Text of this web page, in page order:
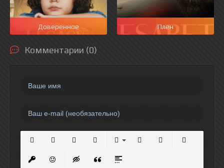
Доверенное Плен
Комментарии (0)